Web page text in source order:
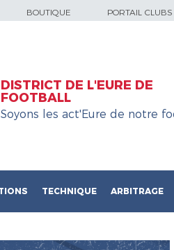
BOUTIQUE PORTAIL CLUBS
DISTRICT DE L'EURE DE
FOOTBALL
Soyons les act'Eure de notre
TECHNIQUE ARBITRAGE